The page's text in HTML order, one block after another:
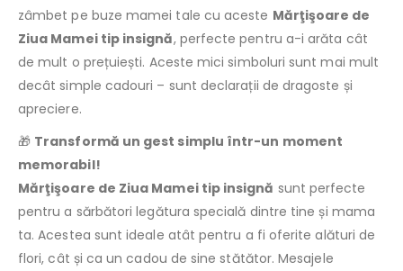
zâmbet pe buze mamei tale cu aceste Mărţişoare de
Ziua Mamei tip insignă, perfecte pentru a-i arăta cât
de mult o prețuiești. Aceste mici simboluri sunt mai mult
decât simple cadouri – sunt declarații de dragoste și
apreciere.
🎁 Transformă un gest simplu într-un moment
memorabil!
Mărţişoare de Ziua Mamei tip insignă sunt perfecte
pentru a sărbători legătura specială dintre tine și mama
ta. Acestea sunt ideale atât pentru a fi oferite alături de
flori, cât și ca un cadou de sine stătător. Mesajele